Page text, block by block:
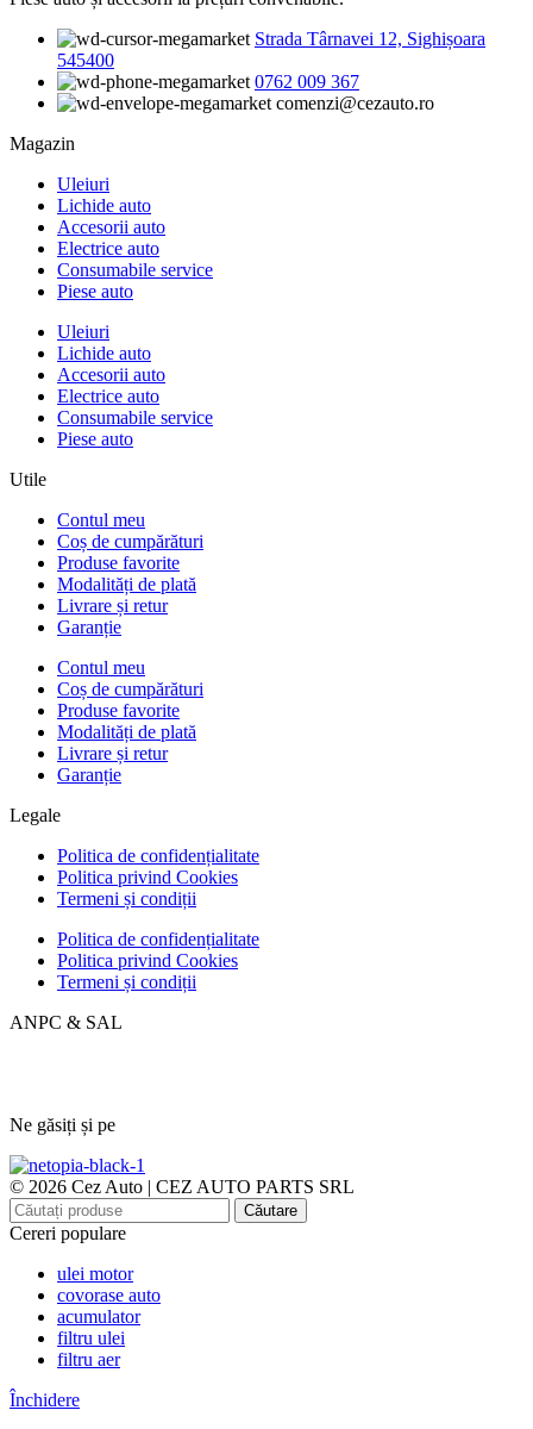
Strada Târnavei 12, Sighișoara
545400
0762 009 367
comenzi@cezauto.ro
Magazin
Uleiuri
Lichide auto
Accesorii auto
Electrice auto
Consumabile service
Piese auto
Uleiuri
Lichide auto
Accesorii auto
Electrice auto
Consumabile service
Piese auto
Utile
Contul meu
Coș de cumpărături
Produse favorite
Modalități de plată
Livrare și retur
Garanție
Contul meu
Coș de cumpărături
Produse favorite
Modalități de plată
Livrare și retur
Garanție
Legale
Politica de confidențialitate
Politica privind Cookies
Termeni și condiții
Politica de confidențialitate
Politica privind Cookies
Termeni și condiții
ANPC & SAL
Ne găsiți și pe
© 2026 Cez Auto | CEZ AUTO PARTS SRL
Căutare
Cereri populare
ulei motor
covorase auto
acumulator
filtru ulei
filtru aer
Închidere